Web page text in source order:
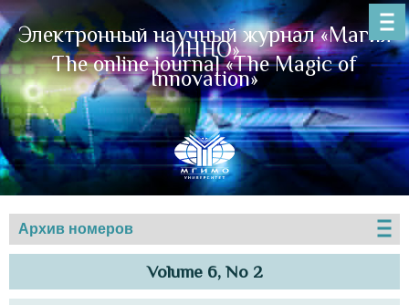
Электронный научный журнал «Магия
ИННО»
The online journal «The Magic of
Innovation»
Архив номеров
Volume 6, No 2